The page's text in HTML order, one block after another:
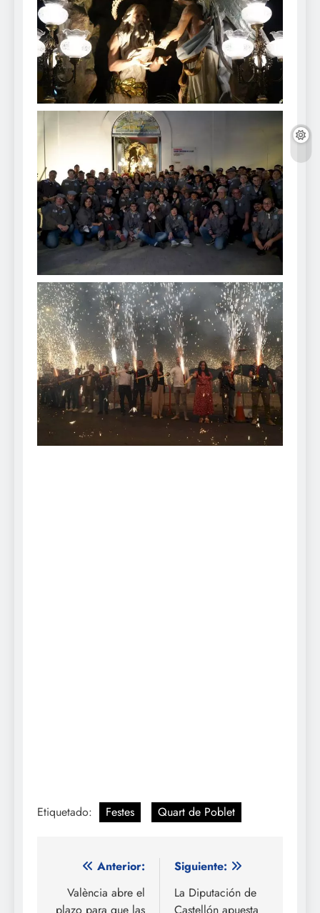
Etiquetado: Festes Quart de Poblet
Navegación
de
Anterior:
València abre el
plazo para que las
Siguiente:
La Diputación de
Castellón apuesta